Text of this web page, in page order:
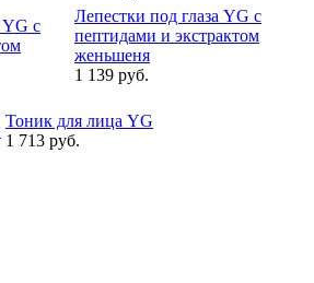
Лепестки под глаза YG с
пептидами и экстрактом
женьшеня
1 139 руб.
Тоник для лица YG
1 713 руб.